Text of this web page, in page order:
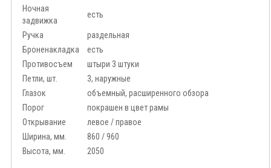
Ночная
задвижка
есть
Ручка
раздельная
Броненакладка
есть
Противосъем
штыри 3 штуки
Петли, шт.
3, наружные
Глазок
объемный, расширенного обзора
Порог
покрашен в цвет рамы
Открывание
левое / правое
Ширина, мм.
860 / 960
Высота, мм.
2050